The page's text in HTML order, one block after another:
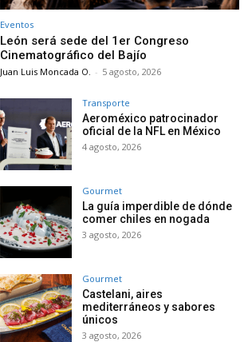
Eventos
León será sede del 1er Congreso
Cinematográfico del Bajío
Juan Luis Moncada O. - 5 agosto, 2026
Transporte
Aeroméxico patrocinador
oficial de la NFL en México
4 agosto, 2026
Gourmet
La guía imperdible de dónde
comer chiles en nogada
3 agosto, 2026
Gourmet
Castelani, aires
mediterráneos y sabores
únicos
3 agosto, 2026